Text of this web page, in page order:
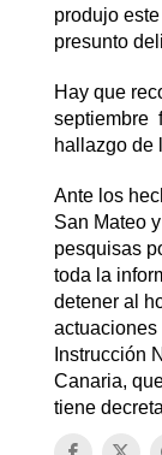
produjo
presunto
Hay que
septiembre
hallazgo de
Ante los
San Mateo
pesquisas
toda la
detener al
Instrucción
Canaria,
tiene